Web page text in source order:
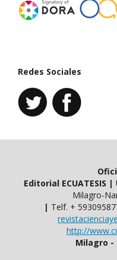
Redes Sociales
Editorial ECUATESIS |
Milagro-
| Telf. ​​+
http://
Milagro -